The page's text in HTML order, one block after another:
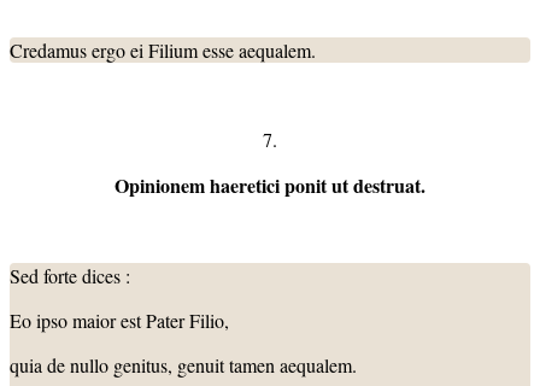
Credamus ergo ei Filium esse aequalem.
7.
Opinionem haeretici ponit ut destruat.
Sed forte dices :
Eo ipso maior est Pater Filio,
quia de nullo genitus, genuit tamen aequalem.